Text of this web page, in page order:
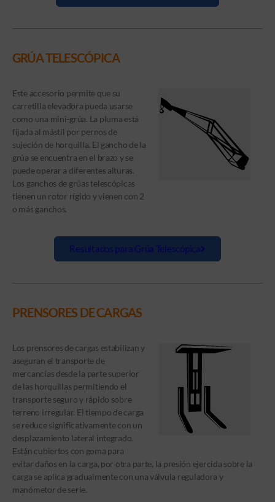
GRÚA TELESCÓPICA
Este accesorio permite que su
carretilla elevadora pueda usarse
como una mini-grúa. La pluma está
fijada al mástil por pernos de
sujeción de horquilla. El gancho de la
grúa se encuentra en el brazo y se
puede operar a diferentes alturas.
Los ganchos de grúas telescópicas
tienen un rotor rígido y vienen con 2
o más ganchos.
Resultados para Grúa Telescópica
PRENSORES DE CARGAS
Los prensores de cargas estabilizan y
aseguran el transporte de
mercancías desde la parte superior
de las horquillas permitiendo el
transporte seguro y rápido sobre
terreno irregular. El tiempo de carga
se reduce significativamente con un
desplazamiento lateral integrado.
Están cubiertos con goma para
evitar daños en la carga, por otra parte, la presión ejercida sobre la
carga se aplica gradualmente con una válvula reguladora y
manómetor de serie.